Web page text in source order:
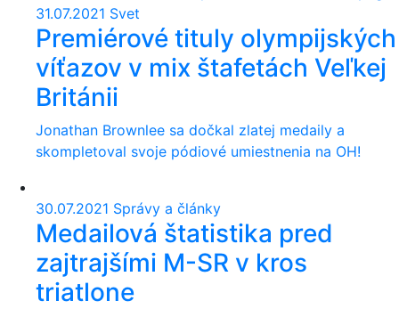
31.07.2021 Svet
Premiérové tituly olympijských
víťazov v mix štafetách Veľkej
Británii
Jonathan Brownlee sa dočkal zlatej medaily a
skompletoval svoje pódiové umiestnenia na OH!
30.07.2021 Správy a články
Medailová štatistika pred
zajtrajšími M-SR v kros
triatlone